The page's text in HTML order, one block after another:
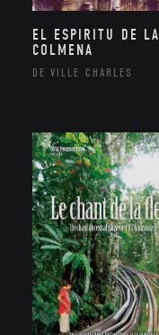
EL ESPIRITU DE LA
COLMENA
DE VILLE CHARLES